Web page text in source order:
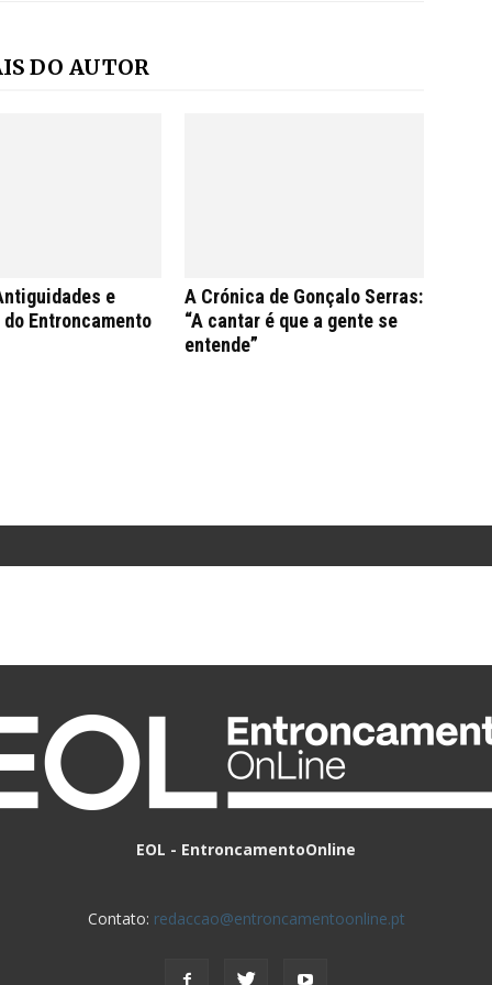
DO AUTOR
e
Entroncamento
A Crónica de Gonçalo Serras:
“A cantar é que a gente se
entende”
EOL - EntroncamentoOnline
Contato: redaccao@entroncamentoonline.pt